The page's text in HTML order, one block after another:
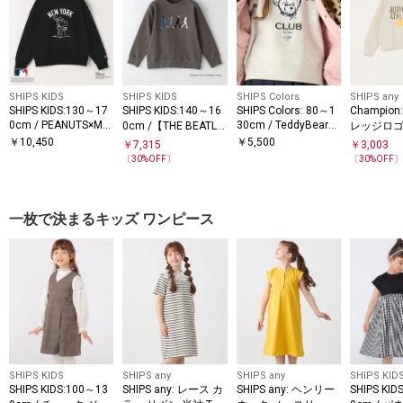
SHIPS KIDS
SHIPS KIDS:130～17
0cm / PEANUTS×ML
B プリント スウェッ
￥ 10,450
SHIPS KIDS
SHIPS KIDS:140～16
0cm /【THE BEATLE
S（ザ・ビートル
ズ）】スウェット
￥7,315
〔30%OFF〕
SHIPS Colors
SHIPS Colors: 80～1
30cm / TeddyBear
スウェット◇
￥ 5,500
SHIPS any
レッジロ
スウェッ
￥ 3,003
〔30%OFF〕
一枚で決まるキッズ ワンピース
SHIPS KIDS
SHIPS KIDS:100～13
SHIPS any
SHIPS any: レース カ
SHIPS any
SHIPS any: ヘンリー
SHIPS
SHIPS